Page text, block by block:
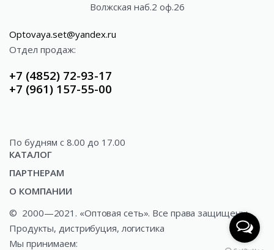
Волжская наб.2 оф.26
Optovaya.set@yandex.ru
Отдел продаж:
+7 (4852) 72-93-17
+7 (961) 157-55-00
По будням c 8.00 до 17.00
КАТАЛОГ
Акции
Газированные напитки
Минеральные и ключевые воды
Соки и сокосодержащая продукция
ПАРТНЕРАМ
Доставка
Как купить?
Сотрудничество
О КОМПАНИИ
О компании
Новости
© 2000—2021. «Оптовая сеть». Все права защищены.
Продукты, дистрибуция, логистика
Мы принимаем: